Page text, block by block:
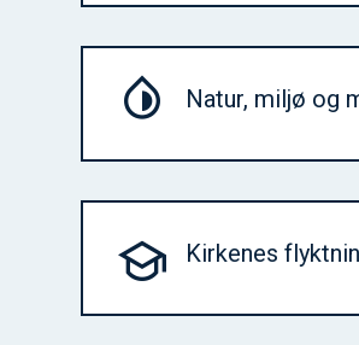
Natur, miljø og
Kirkenes